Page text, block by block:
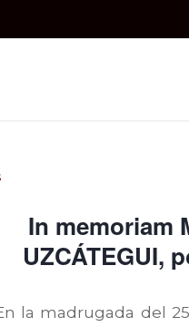
In memoriam
UZCÁTEGUI,
la madrugada del